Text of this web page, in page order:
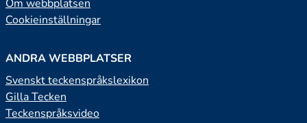
Om webbplatsen
Cookieinställningar
ANDRA WEBBPLATSER
Svenskt teckenspråkslexikon
Gilla Tecken
Teckenspråksvideo